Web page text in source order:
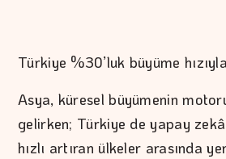
Türkiye %30’luk büyüme
Asya, küresel büyümenin
gelirken; Türkiye de yapay zekâ
hızlı artıran ülkeler arasında